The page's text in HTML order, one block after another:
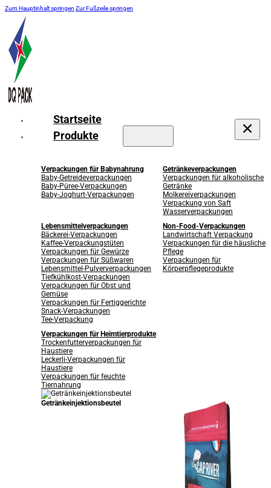
Zum Hauptinhalt springen Zur Fußzeile springen
Startseite
Produkte
Verpackungen für Babynahrung
Baby-Getreideverpackungen
Baby-Püree-Verpackungen
Baby-Joghurt-Verpackungen
Getränkeverpackungen
Verpackungen für alkoholische
Getränke
Molkereiverpackungen
Verpackung von Saft
Wasserverpackungen
Lebensmittelverpackungen
Bäckerei-Verpackungen
Kaffee-Verpackungstüten
Verpackungen für Gewürze
Verpackungen für Süßwaren
Lebensmittel-Pulververpackungen
Tiefkühlkost-Verpackungen
Verpackungen für Obst und
Gemüse
Verpackungen für Fertiggerichte
Snack-Verpackungen
Tee-Verpackung
Non-Food-Verpackungen
Landwirtschaft Verpackung
Verpackungen für die häusliche
Pflege
Verpackungen für
Körperpflegeprodukte
Verpackungen für Heimtierprodukte
Trockenfutterverpackungen für
Haustiere
Leckerli-Verpackungen für
Haustiere
Verpackungen für feuchte
Tiernahrung
Getränkeinjektionsbeutel